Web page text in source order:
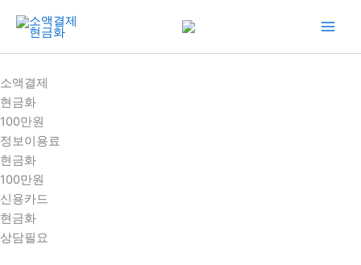
건
너
뛰
기
소액결제
현금화
100만원
정보이용료
현금화
100만원
신용카드
현금화
상담필요